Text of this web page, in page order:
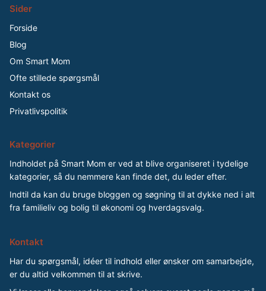
Sider
Forside
Blog
Om Smart Mom
Ofte stillede spørgsmål
Kontakt os
Privatlivspolitik
Kategorier
Indholdet på Smart Mom er ved at blive organiseret i tydelige
kategorier, så du nemmere kan finde det, du leder efter.
Indtil da kan du bruge bloggen og søgning til at dykke ned i alt
fra familieliv og bolig til økonomi og hverdagsvalg.
Kontakt
Har du spørgsmål, idéer til indhold eller ønsker om samarbejde,
er du altid velkommen til at skrive.